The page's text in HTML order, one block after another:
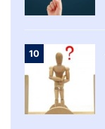
10